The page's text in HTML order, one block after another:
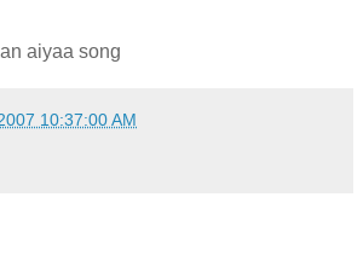
aiyaa song
10:37:00 AM